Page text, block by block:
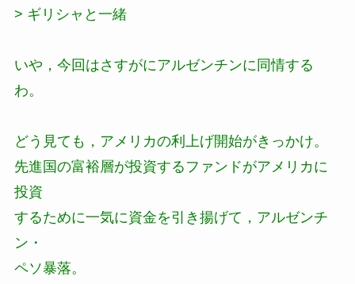
> ギリシャと一緒
いや，今回はさすがにアルゼンチンに同情する
わ。
どう見ても，アメリカの利上げ開始がきっかけ。
先進国の富裕層が投資するファンドがアメリカに
投資
するために一気に資金を引き揚げて，アルゼンチ
ン・
ペソ暴落。